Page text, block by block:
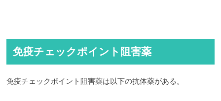
免疫チェックポイント阻害薬
免疫チェックポイント阻害薬は以下の抗体薬がある。